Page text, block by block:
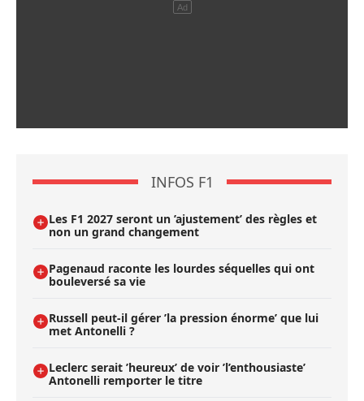
INFOS F1
Les F1 2027 seront un ’ajustement’ des règles et
non un grand changement
Pagenaud raconte les lourdes séquelles qui ont
bouleversé sa vie
Russell peut-il gérer ’la pression énorme’ que lui
met Antonelli ?
Leclerc serait ’heureux’ de voir ’l’enthousiaste’
Antonelli remporter le titre